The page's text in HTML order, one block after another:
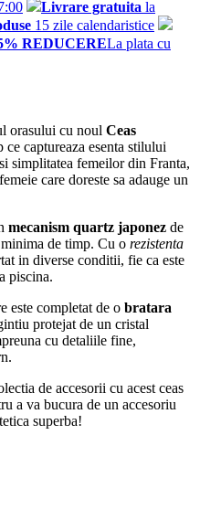
Livrare gratuita la
15 zile calendaristice
REDUCERELa plata cu
orasului cu noul Ceas
ce captureaza esenta stilului
simplitatea femeilor din Franta,
care doreste sa adauge un
mecanism quartz japonez de
de timp. Cu o rezistenta
in diverse conditii, fie ca este
piscina.
este completat de o bratara
protejat de un cristal
cu detaliile fine,
de accesorii cu acest ceas
a va bucura de un accesoriu
superba!